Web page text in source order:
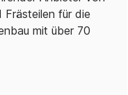
Frästeilen für die
mit über 70